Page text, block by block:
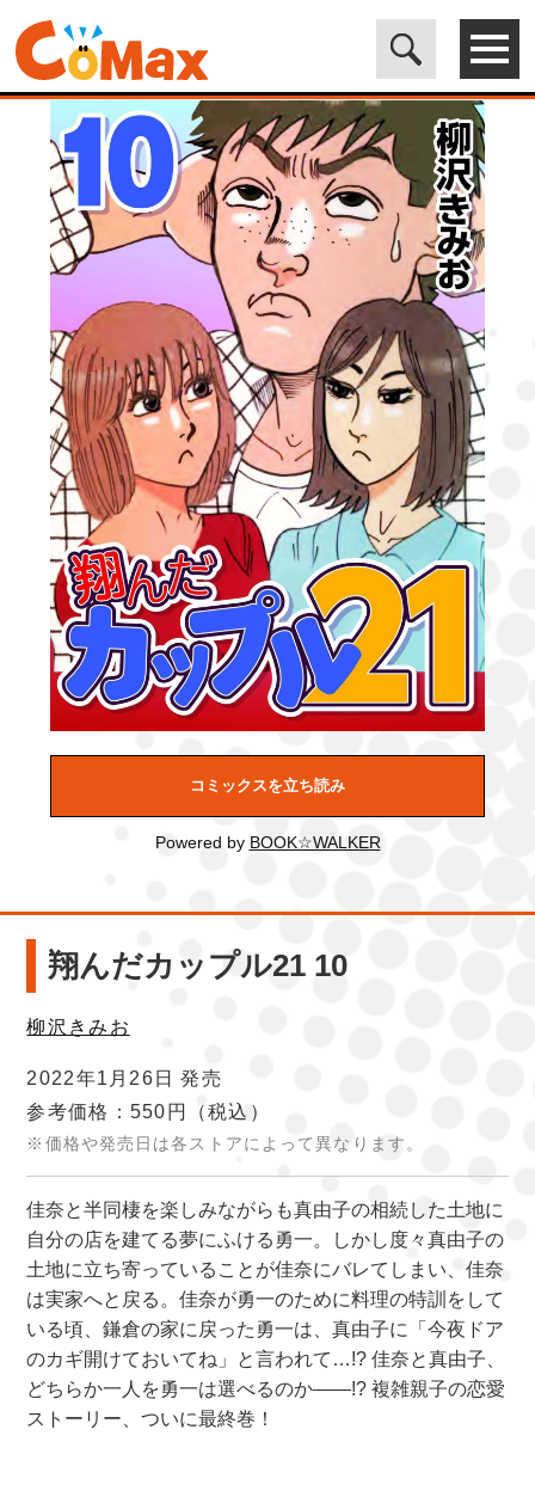
電子書籍マンガ CoMax(コマックス)公式サイト - 株式会社ICE>
LEGEND> 翔んだカップル21 10
コミックスを立ち読み
Powered by BOOK☆WALKER
翔んだカップル21 10
柳沢きみお
2022年1月26日 発売
参考価格：550円
（税込）
※価格や発売日は各ストアによって異なります。
佳奈と半同棲を楽しみながらも真由子の相続した土地に
自分の店を建てる夢にふける勇一。しかし度々真由子の
土地に立ち寄っていることが佳奈にバレてしまい、佳奈
は実家へと戻る。佳奈が勇一のために料理の特訓をして
いる頃、鎌倉の家に戻った勇一は、真由子に「今夜ドア
のカギ開けておいてね」と言われて…!? 佳奈と真由子、
どちらか一人を勇一は選べるのか――!? 複雑親子の恋愛
ストーリー、ついに最終巻！